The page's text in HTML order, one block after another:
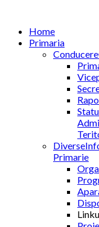
Home
Primaria
Conducere
Diverse
Primarie